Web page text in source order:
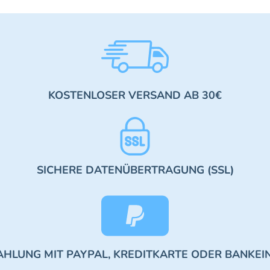
KOSTENLOSER VERSAND AB 30€
SICHERE DATENÜBERTRAGUNG (SSL)
MIT PAYPAL, KREDITKARTE ODER